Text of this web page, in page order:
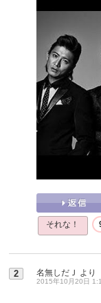
それな！
2 名無しだＪ より
2015年10月20日